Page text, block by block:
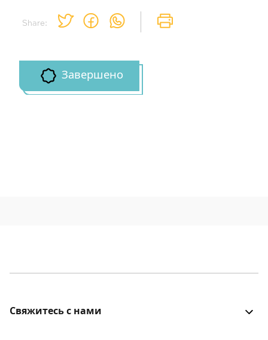
Share:
Завершено
Свяжитесь с нами